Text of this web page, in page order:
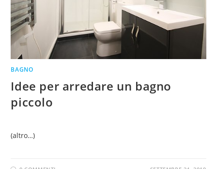
BAGNO
Idee per arredare un bagno
piccolo
(altro…)